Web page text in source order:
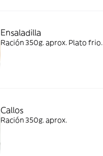
Ensaladilla
Ración 350g. aprox. Plato frio.
Callos
Ración 350g. aprox.